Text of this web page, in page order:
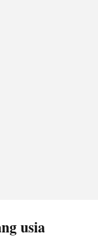
usia